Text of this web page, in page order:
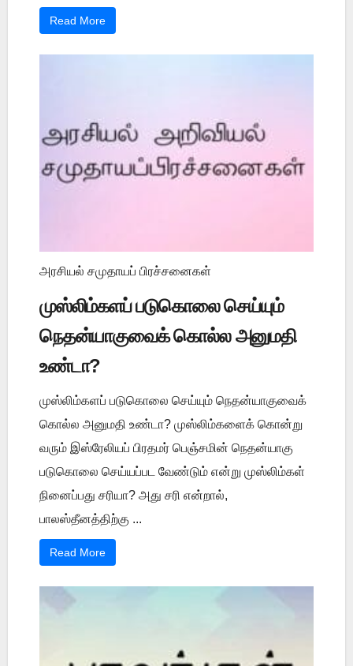
Read More
அரசியல் சமுதாயப் பிரச்சனைகள்
முஸ்லிம்களப் படுகொலை செய்யும்
நெதன்யாகுவைக் கொல்ல அனுமதி
உண்டா?
முஸ்லிம்களப் படுகொலை செய்யும் நெதன்யாகுவைக்
கொல்ல அனுமதி உண்டா? முஸ்லிம்களைக் கொன்று
வரும் இஸ்ரேலியப் பிரதமர் பெஞ்சமின் நெதன்யாகு
படுகொலை செய்யப்பட வேண்டும் என்று முஸ்லிம்கள்
நினைப்பது சரியா? அது சரி என்றால்,
பாலஸ்தீனத்திற்கு ...
Read More